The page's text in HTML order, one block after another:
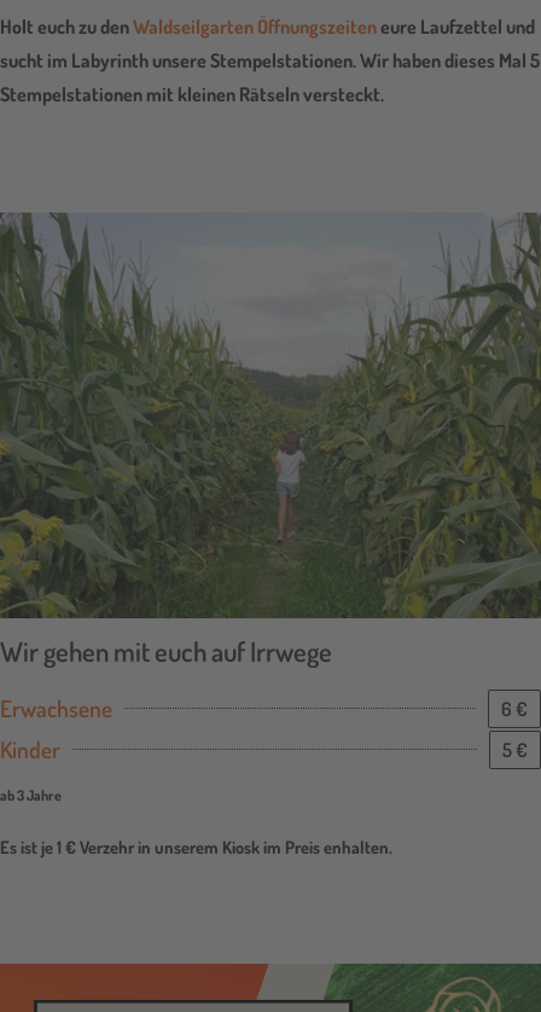
Holt euch zu denWaldseilgarten Öffnungszeiteneure Laufzettel und
sucht im Labyrinth unsere Stempelstationen. Wir haben dieses Mal 5
Stempelstationen mit kleinen Rätseln versteckt.
Wir gehen mit euch auf Irrwege
Erwachsene 6 €
Kinder 5 €
ab 3 Jahre
Es ist je 1 € Verzehr in unserem Kiosk im Preis enhalten.